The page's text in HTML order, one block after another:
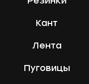
Кант
Лента
Пуговицы